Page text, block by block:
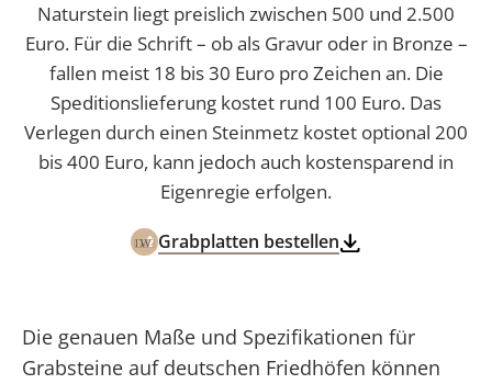
Naturstein liegt preislich zwischen 500 und 2.500
Euro. Für die Schrift – ob als Gravur oder in Bronze –
fallen meist 18 bis 30 Euro pro Zeichen an. Die
Speditionslieferung kostet rund 100 Euro. Das
Verlegen durch einen Steinmetz kostet optional 200
bis 400 Euro, kann jedoch auch kostensparend in
Eigenregie erfolgen.
Grabplatten bestellen
Die genauen Maße und Spezifikationen für
Grabsteine auf deutschen Friedhöfen können